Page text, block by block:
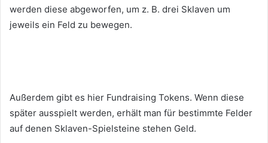
werden diese abgeworfen, um z. B. drei Sklaven um
jeweils ein Feld zu bewegen.
Außerdem gibt es hier Fundraising Tokens. Wenn diese
später ausspielt werden, erhält man für bestimmte Felder
auf denen Sklaven-Spielsteine stehen Geld.